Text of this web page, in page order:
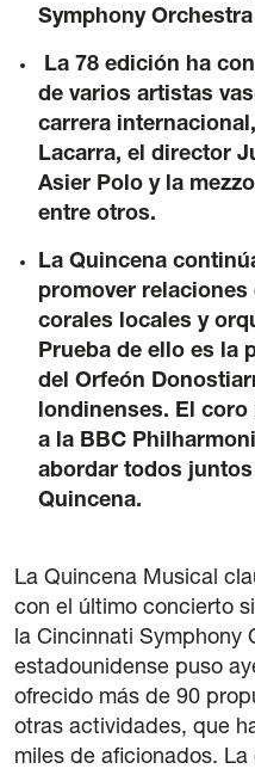
Symphony
La 78 edición ha
de varios artistas
carrera
Lacarra, el director
Asier Polo y la
entre otros.
La Quincena
promover
corales locales y
Prueba de ello es la
del Orfeón
londinenses. El
a la BBC
abordar todos
Quincena.
La Quincena Musical
con el último concierto
la Cincinnati Symphony
estadounidense puso
ofrecido más de 90
otras actividades, que
miles de aficionados.